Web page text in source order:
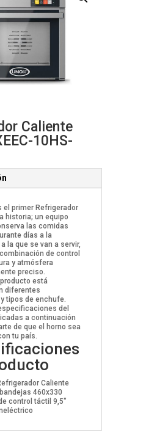
Caliente
10HS-
el primer Refrigerador
historia; un equipo
las comidas
días a la
la que se van a servir,
de control
y atmósfera
preciso.
está
diferentes
tipos de enchufe.
del
a continuación
de que el horno sea
tu país.
Caliente
460x330
control táctil 9,5"
eléctrico